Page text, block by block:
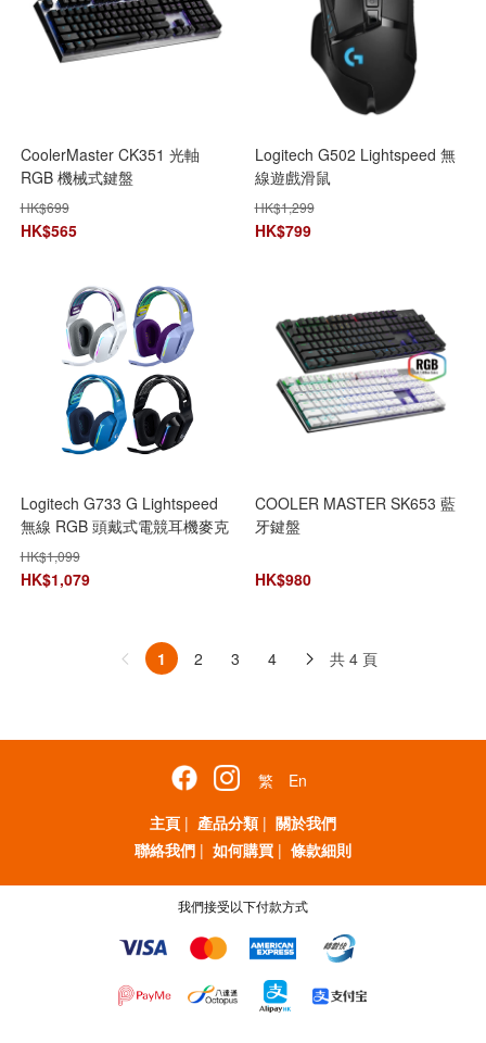
CoolerMaster CK351 光軸
RGB 機械式鍵盤
HK$699
HK$565
Logitech G502 Lightspeed 無
線遊戲滑鼠
HK$1,299
HK$799
Logitech G733 G Lightspeed
無線 RGB 頭戴式電競耳機麥克
風
HK$1,099
HK$1,079
COOLER MASTER SK653 藍
牙鍵盤
HK$980
1 2 3 4 共 4 頁
繁
En
主頁 | 產品分類 | 關於我們
聯絡我們 | 如何購買 | 條款細則
我們接受以下付款方式